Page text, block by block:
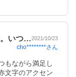
。いつ…2021/10/23
cho********さん
もながら満足し
文字のアクセン